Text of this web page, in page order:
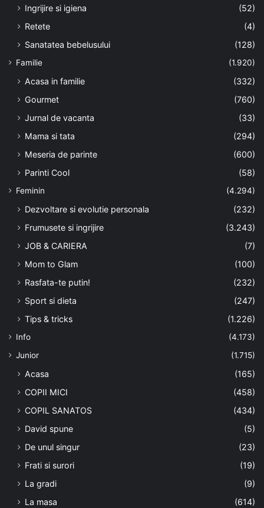
Ingrijire si igiena
(52)
Retete
(4)
Sanatatea bebelusului
(128)
Familie (1.920)
Acasa in familie
(332)
Gourmet
(760)
Jurnal de vacanta
(33)
Mama si tata
(294)
Meseria de parinte
(600)
Parinti Cool
(58)
Feminin (4.294)
Dezvoltare si evolutie personala
(232)
Frumusete si ingrijire
(3.243)
JOB & CARIERA
(7)
Mom to Glam
(100)
Rasfata-te putin!
(232)
Sport si dieta
(247)
Tips & tricks
(1.226)
Info
(4.173)
Junior
(1.715)
Acasa
(165)
COPII MICI
(458)
COPIL SANATOS
(434)
David spune
(5)
De unul singur
(23)
Frati si surori
(19)
La gradi
(9)
La masa
(614)